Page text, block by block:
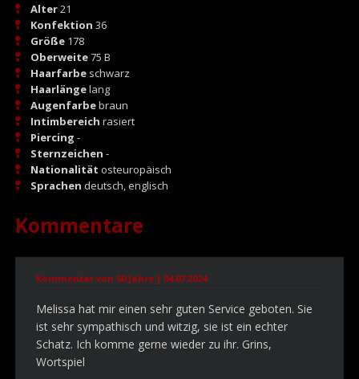
Alter21
Konfektion 36
Größe178
Oberweite75 B
Haarfarbeschwarz
Haarlängelang
Augenfarbebraun
Intimbereich rasiert
Piercing -
Sternzeichen -
Nationalität osteuropäisch
Sprachen deutsch, englisch
Kommentare
Kommentar von 60 Jahre | 04.07.2024
Melissa hat mir einen sehr guten Service geboten. Sie
ist sehr sympathisch und witzig, sie ist ein echter
Schatz. Ich komme gerne wieder zu ihr. Grins,
Wortspiel